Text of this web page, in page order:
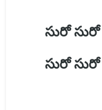
సురో
సురో